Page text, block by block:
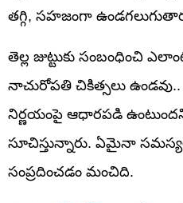
తగ్గి, సహజంగా
తెల్ల జుట్టుకు సంబంధించి
నాచురోపతి చికిత్సలు ఉండవు..
నిర్ణయంపై ఆధారపడి
సూచిస్తున్నారు. ఏమైనా
సంప్రదించడం మంచిది.